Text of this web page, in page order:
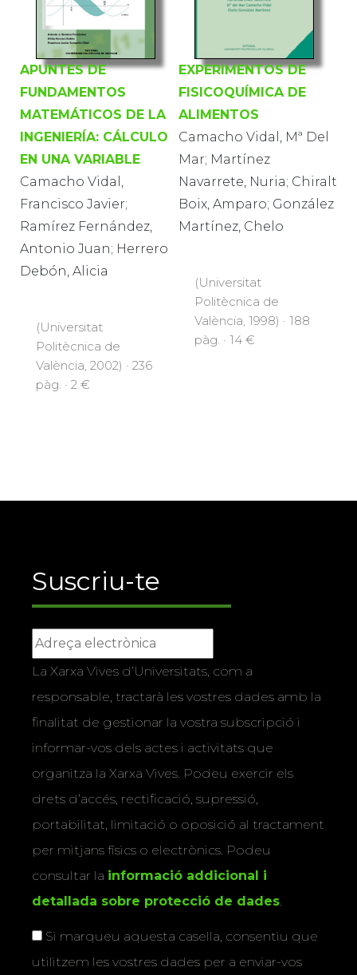
APUNTES DE
FUNDAMENTOS
MATEMÁTICOS DE LA
INGENIERÍA: CÁLCULO
EN UNA VARIABLE
Camacho Vidal,
Francisco Javier;
Ramírez Fernández,
Antonio Juan; Herrero
Debón, Alicia
(Universitat
Politècnica de
València, 2002) · 236
pàg. · 2 €
EXPERIMENTOS DE
FISICOQUÍMICA DE
ALIMENTOS
Camacho Vidal, Mª Del
Mar; Martínez
Navarrete, Nuria; Chiralt
Boix, Amparo; González
Martínez, Chelo
(Universitat
Politècnica de
València, 1998) · 188
pàg. · 14 €
Suscriu-te
La Xarxa Vives d’Universitats, com a
responsable, tractarà les vostres dades amb la
finalitat de gestionar la vostra subscripció i
informar-vos dels actes i activitats que
organitza la Xarxa Vives. Podeu exercir els
drets d’accés, rectificació, supressió,
portabilitat, limitació o oposició al tractament
per mitjans físics o electrònics. Podeu
consultar la informació addicional i
detallada sobre protecció de dades.
Si marqueu aquesta casella, consentiu que
utilitzem les vostres dades per a enviar-vos